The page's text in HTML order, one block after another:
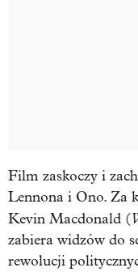
Film zaskoczy i
Lennona i Ono. Za
Kevin Macdonald (
zabiera widzów do
rewolucji